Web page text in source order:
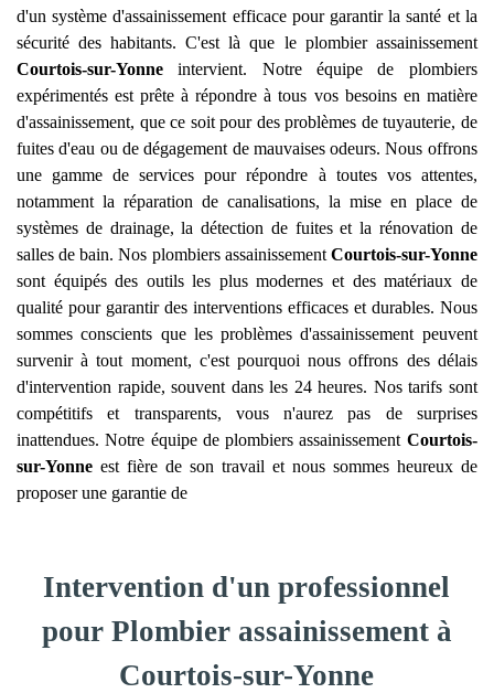
d'un système d'assainissement efficace pour garantir la santé et la
sécurité des habitants. C'est là que le plombier assainissement
Courtois-sur-Yonne intervient. Notre équipe de plombiers
expérimentés est prête à répondre à tous vos besoins en matière
d'assainissement, que ce soit pour des problèmes de tuyauterie, de
fuites d'eau ou de dégagement de mauvaises odeurs. Nous offrons
une gamme de services pour répondre à toutes vos attentes,
notamment la réparation de canalisations, la mise en place de
systèmes de drainage, la détection de fuites et la rénovation de
salles de bain. Nos plombiers assainissement Courtois-sur-Yonne
sont équipés des outils les plus modernes et des matériaux de
qualité pour garantir des interventions efficaces et durables. Nous
sommes conscients que les problèmes d'assainissement peuvent
survenir à tout moment, c'est pourquoi nous offrons des délais
d'intervention rapide, souvent dans les 24 heures. Nos tarifs sont
compétitifs et transparents, vous n'aurez pas de surprises
inattendues. Notre équipe de plombiers assainissement Courtois-
sur-Yonne est fière de son travail et nous sommes heureux de
proposer une garantie de
Intervention d'un professionnel
pour Plombier assainissement à
Courtois-sur-Yonne